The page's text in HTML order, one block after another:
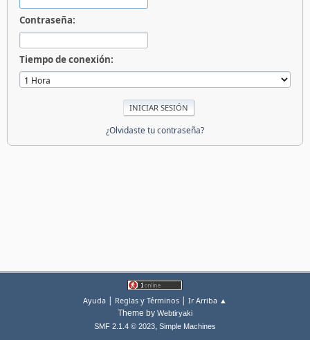
Contraseña:
Tiempo de conexión:
¿Olvidaste tu contraseña?
Ayuda | Reglas y Términos | Ir Arriba ▲
Theme by Webtiryaki
SMF 2.1.4 © 2023, Simple Machines